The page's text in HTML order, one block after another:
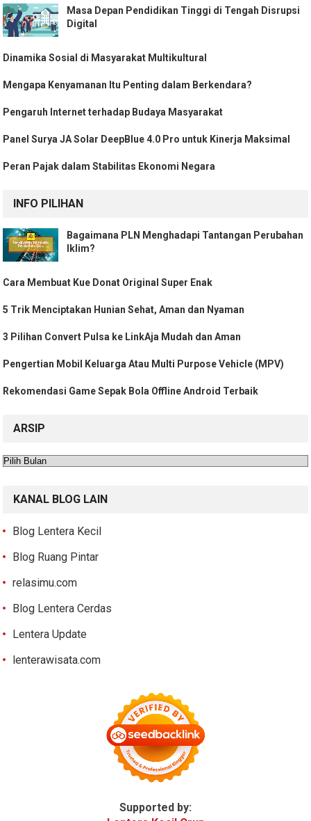
Masa Depan Pendidikan Tinggi di Tengah Disrupsi
Digital
Dinamika Sosial di Masyarakat Multikultural
Mengapa Kenyamanan Itu Penting dalam Berkendara?
Pengaruh Internet terhadap Budaya Masyarakat
Panel Surya JA Solar DeepBlue 4.0 Pro untuk Kinerja Maksimal
Peran Pajak dalam Stabilitas Ekonomi Negara
INFO PILIHAN
Bagaimana PLN Menghadapi Tantangan Perubahan
Iklim?
Cara Membuat Kue Donat Original Super Enak
5 Trik Menciptakan Hunian Sehat, Aman dan Nyaman
3 Pilihan Convert Pulsa ke LinkAja Mudah dan Aman
Pengertian Mobil Keluarga Atau Multi Purpose Vehicle (MPV)
Rekomendasi Game Sepak Bola Offline Android Terbaik
ARSIP
Arsip
KANAL BLOG LAIN
Blog Lentera Kecil
Blog Ruang Pintar
relasimu.com
Blog Lentera Cerdas
Lentera Update
lenterawisata.com
Supported by: